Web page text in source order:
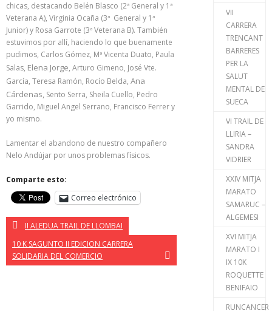
chicas, destacando Belén Blasco (2ª General y 1ª
Veterana A), Virginia Ocaña (3ª General y 1ª
Junior) y Rosa Garrote (3ª Veterana B). También
estuvimos por allí, haciendo lo que buenamente
pudimos, Carlos Gómez, Mª Vicenta Duato, Paula
Salas, Elena Jorge,Arturo Gimeno, José Vte.
García, Teresa Ramón, Rocío Belda, Ana
Cárdenas, Sento Serra, Sheila Cuello, Pedro
Garrido, Miguel Angel Serrano, Francisco Ferrer y
yo mismo.
Lamentar el abandono de nuestro compañero
Nelo Andújar por unos problemas físicos.
Comparte esto:
Correo electrónico
II ALEDUA TRAIL DE LLOMBAI
10 K SAGUNTO II EDICION CARRERA
SOLIDARIA DEL COMERCIO
VII
CARRERA
TRENCANT
BARRERES
PER LA
SALUT
MENTAL DE
SUECA
VI TRAIL DE
LLIRIA –
SANDRA
VIDRIER
XXIV MITJA
MARATO
SAMARUC –
ALGEMESI
XVI MITJA
MARATO I
IX 10K
ROQUETTE
BENIFAIO
RUNCANCER